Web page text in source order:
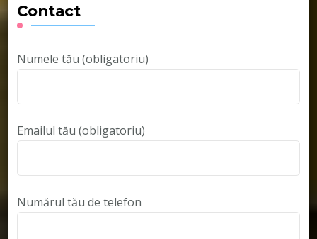
Contact
Numele tău (obligatoriu)
Emailul tău (obligatoriu)
Numărul tău de telefon